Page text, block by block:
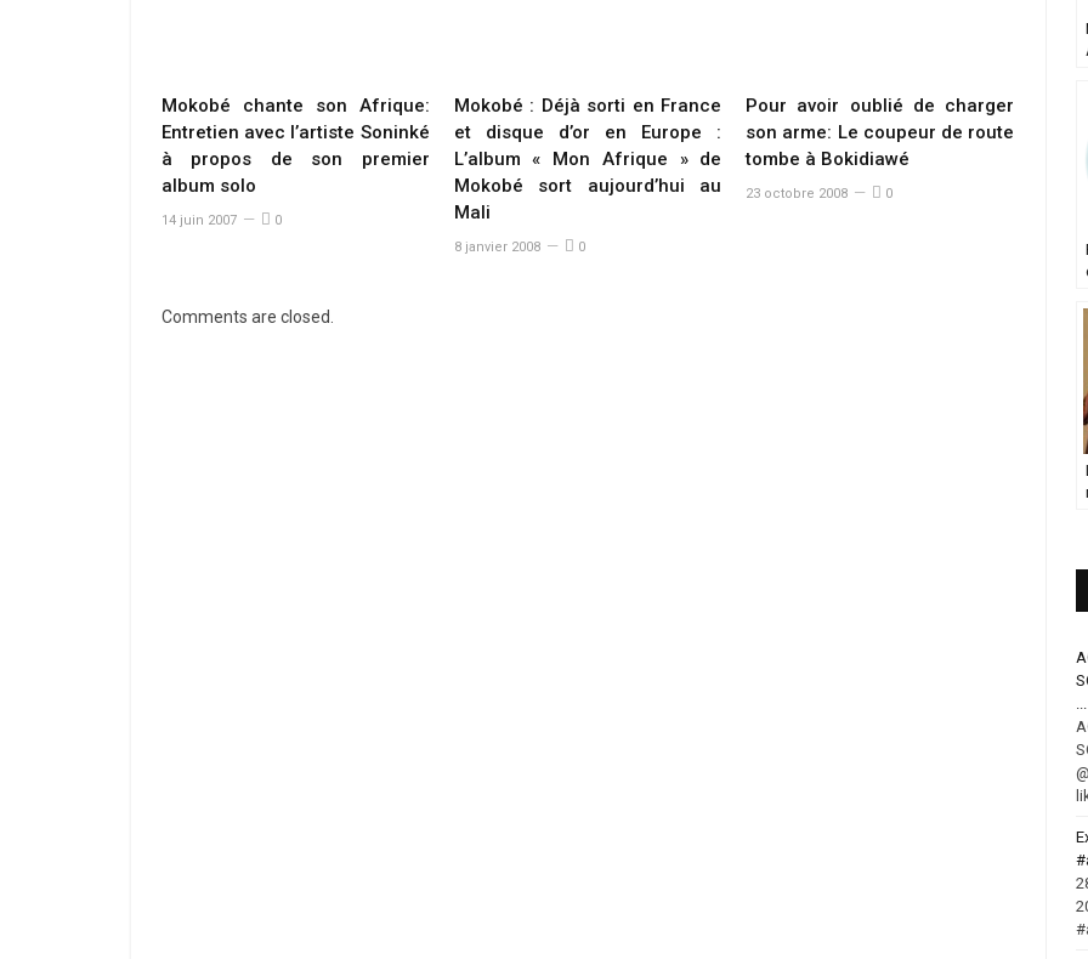
Mokobé chante son Afrique:
Entretien avec l’artiste Soninké
à propos de son premier
album solo
14 juin 2007 0
Mokobé : Déjà sorti en France
et disque d’or en Europe :
L’album « Mon Afrique » de
Mokobé sort aujourd’hui au
Mali
8 janvier 2008 0
Pour avoir oublié de charger
son arme: Le coupeur de route
tombe à Bokidiawé
23 octobre 2008 0
Comments are closed.